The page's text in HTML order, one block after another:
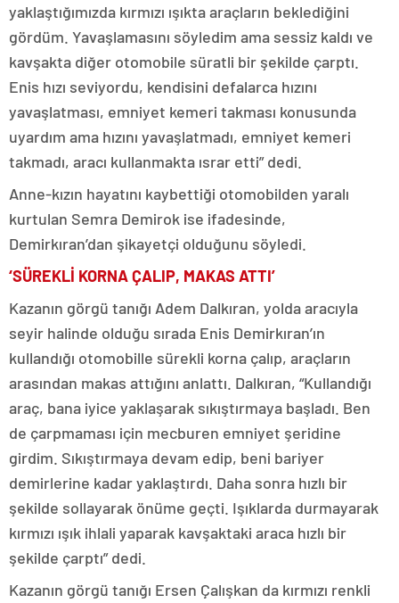
yaklaştığımızda kırmızı ışıkta araçların beklediğini
gördüm. Yavaşlamasını söyledim ama sessiz kaldı ve
kavşakta diğer otomobile süratli bir şekilde çarptı.
Enis hızı seviyordu, kendisini defalarca hızını
yavaşlatması, emniyet kemeri takması konusunda
uyardım ama hızını yavaşlatmadı, emniyet kemeri
takmadı, aracı kullanmakta ısrar etti” dedi.
Anne-kızın hayatını kaybettiği otomobilden yaralı
kurtulan Semra Demirok ise ifadesinde,
Demirkıran’dan şikayetçi olduğunu söyledi.
‘SÜREKLİ KORNA ÇALIP, MAKAS ATTI’
Kazanın görgü tanığı Adem Dalkıran, yolda aracıyla
seyir halinde olduğu sırada Enis Demirkıran’ın
kullandığı otomobille sürekli korna çalıp, araçların
arasından makas attığını anlattı. Dalkıran, “Kullandığı
araç, bana iyice yaklaşarak sıkıştırmaya başladı. Ben
de çarpmaması için mecburen emniyet şeridine
girdim. Sıkıştırmaya devam edip, beni bariyer
demirlerine kadar yaklaştırdı. Daha sonra hızlı bir
şekilde sollayarak önüme geçti. Işıklarda durmayarak
kırmızı ışık ihlali yaparak kavşaktaki araca hızlı bir
şekilde çarptı” dedi.
Kazanın görgü tanığı Ersen Çalışkan da kırmızı renkli